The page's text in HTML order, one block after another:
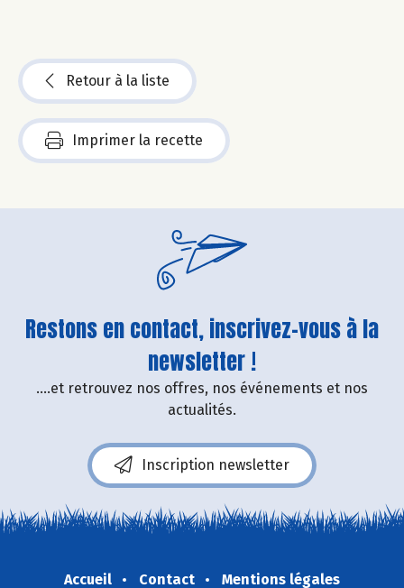
Retour à la liste
Imprimer la recette
Restons en contact, inscrivez-vous à la
newsletter !
....et retrouvez nos offres, nos événements et nos
actualités.
Inscription newsletter
Accueil Contact
Mentions légales